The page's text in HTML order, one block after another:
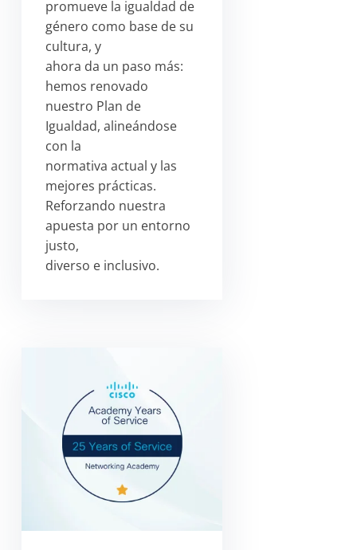
promueve la igualdad de
género como base de su
cultura, y
ahora da un paso más:
hemos renovado
nuestro Plan de
Igualdad, alineándose
con la
normativa actual y las
mejores prácticas.
Reforzando nuestra
apuesta por un entorno
justo,
diverso e inclusivo.